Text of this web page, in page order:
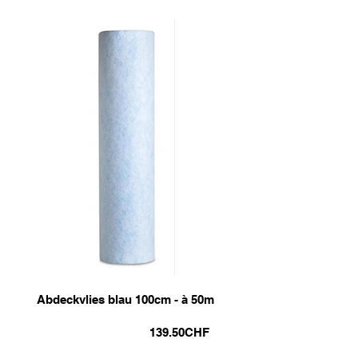
Abdeckvlies blau 100cm - à 50m
139.50CHF